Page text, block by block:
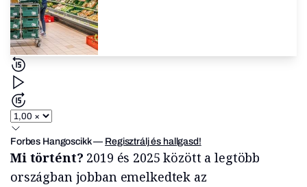
Forbes Hangoscikk— Regisztrálj és hallgasd!
Mi történt? 2019 és 2025 között a legtöbb
országban jobban emelkedtek az